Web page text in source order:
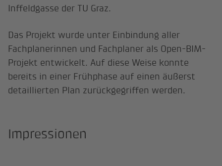
Inffeldgasse der TU Graz.
Das Projekt wurde unter Einbindung aller
Fachplanerinnen und Fachplaner als Open-BIM-
Projekt entwickelt. Auf diese Weise konnte
bereits in einer Frühphase auf einen äußerst
detaillierten Plan zurückgegriffen werden.
Impressionen